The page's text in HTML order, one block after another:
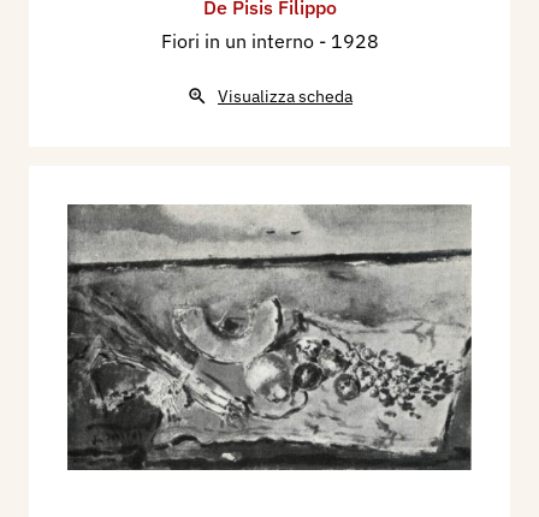
De Pisis Filippo
Fiori in un interno - 1928
Visualizza scheda